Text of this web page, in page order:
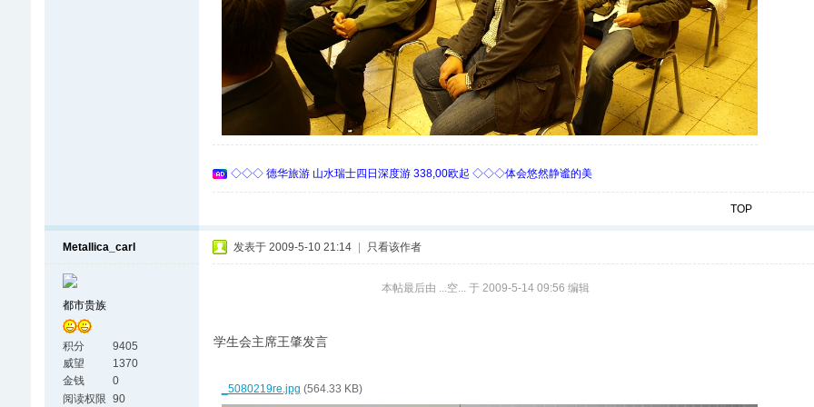
◇◇◇ 德华旅游 山水瑞士四日深度游 338,00欧起 ◇◇◇体会悠然静谧的美
TOP
Metallica_carl
都市贵族
积分
9405
威望
1370
金钱
0
阅读权限 90
发表于 2009-5-10 21:14 只看该作者
本帖最后由 ...空... 于 2009-5-14 09:56 编辑
学生会主席王肇发言
_5080219re.jpg (564.33 KB)